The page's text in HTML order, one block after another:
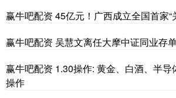
赢牛吧配资 45亿元！广西成立全国首家“
赢牛吧配资 吴慧文离任大摩中证同业存
赢牛吧配资 1.30操作: 黄金、白酒、半
操作